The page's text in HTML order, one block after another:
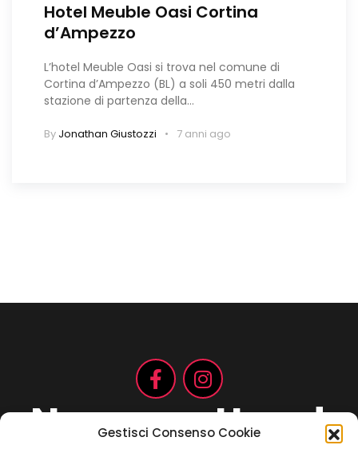
Gestisci Consenso Cookie
Hotel Meuble Oasi Cortina
dʼAmpezzo
L’hotel Meuble Oasi si trova nel comune di
Cortina dʼAmpezzo (BL) a soli 450 metri dalla
stazione di partenza della…
By Jonathan Giustozzi 7 anni ago
Non aspettare!